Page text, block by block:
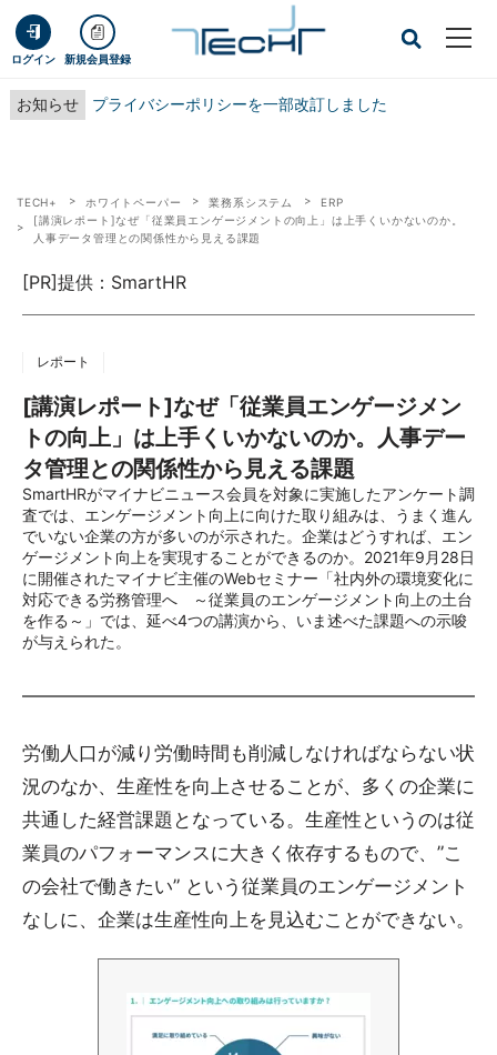
ログイン 新規会員登録
お知らせ プライバシーポリシーを一部改訂しました
TECH+ ホワイトペーパー 業務系システム
ERP
[講演レポート]なぜ「従業員エンゲージメントの向上」は上手くいかないのか。
人事データ管理との関係性から見える課題
[PR]提供：SmartHR
レポート
[講演レポート]なぜ「従業員エンゲージメン
トの向上」は上手くいかないのか。人事デー
タ管理との関係性から見える課題
SmartHRがマイナビニュース会員を対象に実施したアンケート調
査では、エンゲージメント向上に向けた取り組みは、うまく進ん
でいない企業の方が多いのが示された。企業はどうすれば、エン
ゲージメント向上を実現することができるのか。2021年9月28日
に開催されたマイナビ主催のWebセミナー「社内外の環境変化に
対応できる労務管理へ ～従業員のエンゲージメント向上の土台
を作る～」では、延べ4つの講演から、いま述べた課題への示唆
が与えられた。
労働人口が減り労働時間も削減しなければならない状
況のなか、生産性を向上させることが、多くの企業に
共通した経営課題となっている。生産性というのは従
業員のパフォーマンスに大きく依存するもので、”こ
の会社で働きたい” という従業員のエンゲージメント
なしに、企業は生産性向上を見込むことができない。